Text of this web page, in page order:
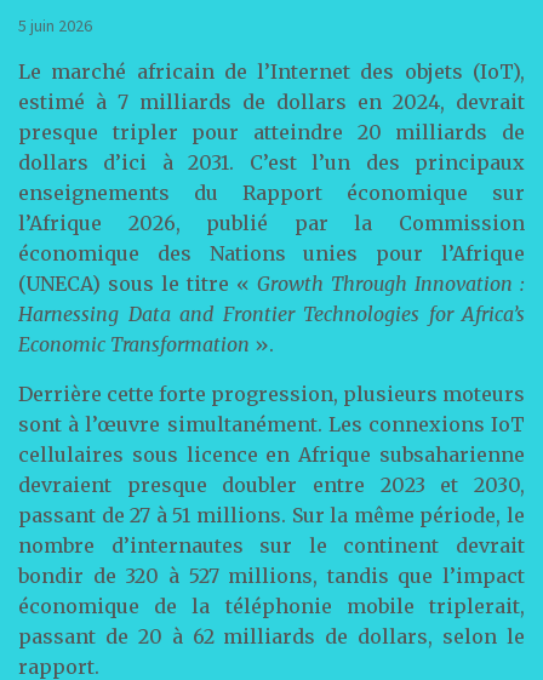
5 juin 2026
Le marché africain de l’Internet des objets (IoT),
estimé à 7 milliards de dollars en 2024, devrait
presque tripler pour atteindre 20 milliards de
dollars d’ici à 2031. C’est l’un des principaux
enseignements du Rapport économique sur
l’Afrique 2026, publié par la Commission
économique des Nations unies pour l’Afrique
(UNECA) sous le titre « Growth Through Innovation :
Harnessing Data and Frontier Technologies for Africa’s
Economic Transformation ».
Derrière cette forte progression, plusieurs moteurs
sont à l’œuvre simultanément. Les connexions IoT
cellulaires sous licence en Afrique subsaharienne
devraient presque doubler entre 2023 et 2030,
passant de 27 à 51 millions. Sur la même période, le
nombre d’internautes sur le continent devrait
bondir de 320 à 527 millions, tandis que l’impact
économique de la téléphonie mobile triplerait,
passant de 20 à 62 milliards de dollars, selon le
rapport.